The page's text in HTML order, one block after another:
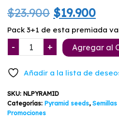
$23.900 El
precio
original
era:
$19.900El
es:
Pack 3+1 de esta premiada
-
Northern
Lights
Seeds
3+1
cantidad
+ Agregar al
Añadir a la lista de
SKU: NLPYRAMID
Categorías: Pyramid seeds,Semillas
Promociones